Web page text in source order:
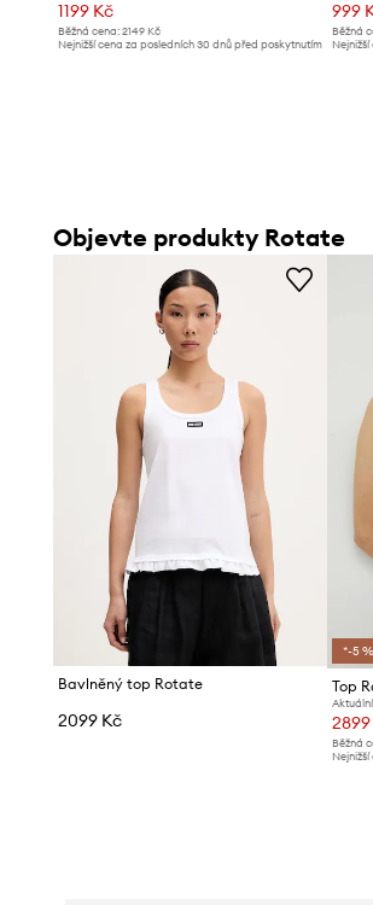
1199 Kč
Běžná cena: 2149 Kč
Nejnižší cena za posledních 30 dnů před poskytnutím
999
Běžná
Objevte produkty Rotate
Bavlněný top Rotate
2099 Kč
*-5
Top
Běžná